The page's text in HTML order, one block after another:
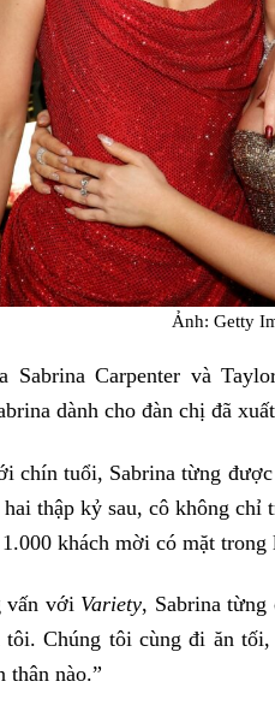
Ảnh: Getty
Sabrina Carpenter và
dành cho đàn chị đã
chín tuổi, Sabrina từng
thập kỷ sau, cô không chỉ
khách mời có mặt
vấn với Variety, Sabrina
tôi. Chúng tôi cùng đi ăn
thân nào.”